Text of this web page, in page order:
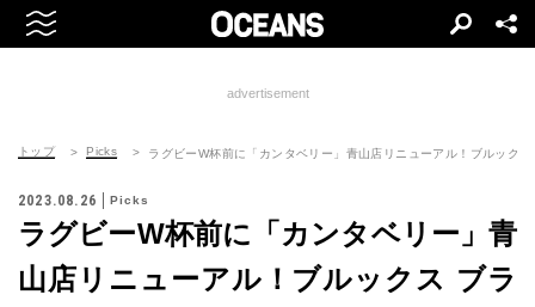
advertisement
トップ Picks ラグビーW杯前に「カンタベリー」⻘山店リニューアル！ブルック
2023.08.26 Picks
ラグビーW杯前に「カンタベリー」⻘
山店リニューアル！ブルックス ブラ